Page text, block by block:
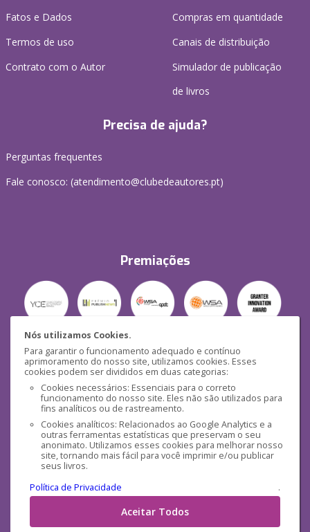
Nós utilizamos Cookies.
Para garantir o funcionamento adequado e contínuo
aprimoramento do nosso site, utilizamos cookies. Esses
cookies podem ser divididos em duas categorias:
Cookies necessários: Essenciais para o correto
funcionamento do nosso site. Eles não são utilizados para
fins analíticos ou de rastreamento.
Cookies analíticos: Relacionados ao Google Analytics e a
outras ferramentas estatísticas que preservam o seu
anonimato. Utilizamos esses cookies para melhorar nosso
site, tornando mais fácil para você imprimir e/ou publicar
seus livros.
Política de Privacidade
.
Aceitar Todos
Fatos e Dados
Termos de uso
Contrato com o Autor
Compras em quantidade
Canais de distribuição
Simulador de publicação
de livros
Precisa de ajuda?
Perguntas frequentes
Fale conosco: (atendimento@clubedeautores.pt)
Premiações
Segurança
Mídias Sociais